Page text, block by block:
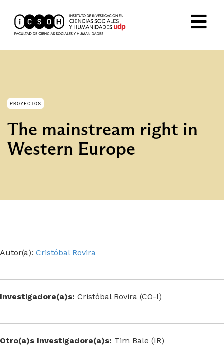
PROYECTOS
The mainstream right in
Western Europe
Autor(a): Cristóbal Rovira
Investigadore(a)s: Cristóbal Rovira (CO-I)
Otro(a)s Investigadore(a)s: Tim Bale (IR)